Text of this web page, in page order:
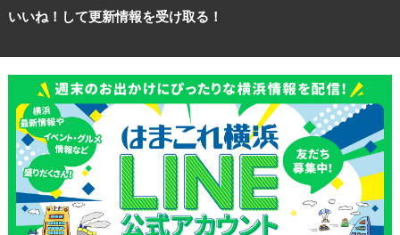
いいね！して更新情報を受け取る！